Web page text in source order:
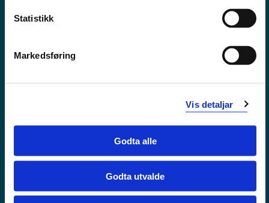
Statistikk
Markedsføring
Vis detaljar
Godta alle
Godta utvalde